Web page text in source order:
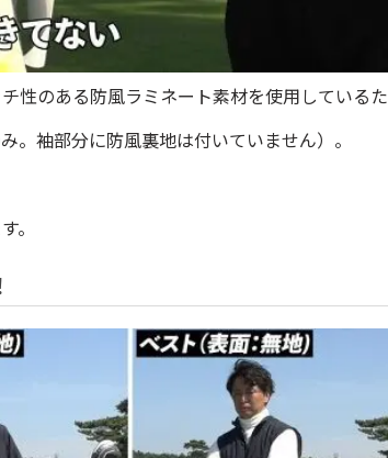
性のある防風ラミネート素材を使用しているた
。袖部分に防風裏地は付いていません）。
。